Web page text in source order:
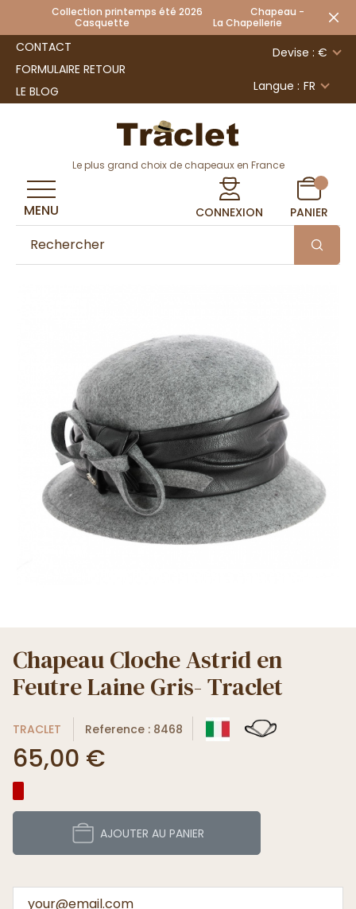
Collection printemps été 2026 Chapeau -
Casquette La Chapellerie
CONTACT
FORMULAIRE RETOUR
LE BLOG
Devise : €
Langue : FR
Le plus grand choix de chapeaux en France
CONNEXION PANIER
MENU
Chapeau Cloche Astrid en
Feutre Laine Gris- Traclet
TRACLET Reference : 8468
65,00 €
AJOUTER AU PANIER